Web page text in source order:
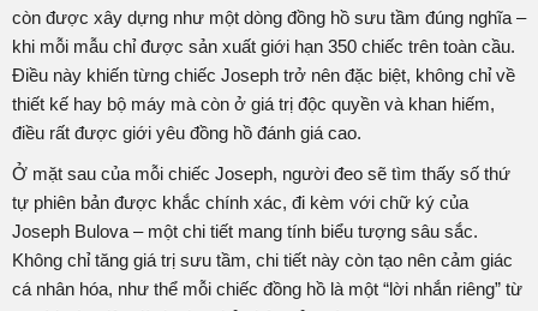
còn được xây dựng như một dòng đồng hồ sưu tầm đúng nghĩa –
khi mỗi mẫu chỉ được sản xuất giới hạn 350 chiếc trên toàn cầu.
Điều này khiến từng chiếc Joseph trở nên đặc biệt, không chỉ về
thiết kế hay bộ máy mà còn ở giá trị độc quyền và khan hiếm,
điều rất được giới yêu đồng hồ đánh giá cao.
Ở mặt sau của mỗi chiếc Joseph, người đeo sẽ tìm thấy số thứ
tự phiên bản được khắc chính xác, đi kèm với chữ ký của
Joseph Bulova – một chi tiết mang tính biểu tượng sâu sắc.
Không chỉ tăng giá trị sưu tầm, chi tiết này còn tạo nên cảm giác
cá nhân hóa, như thể mỗi chiếc đồng hồ là một “lời nhắn riêng” từ